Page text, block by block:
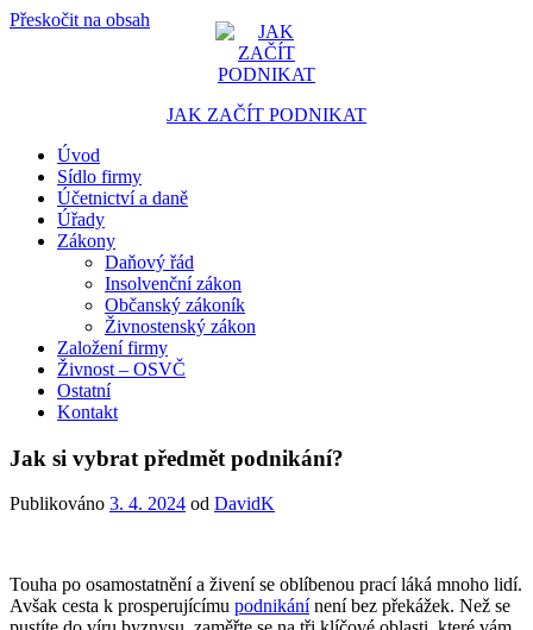
Přeskočit na obsah
JAK ZAČÍT PODNIKAT
Portál pro podnikatele
Úvod
Sídlo firmy
Účetnictví a daně
Úřady
Zákony
Daňový řád
Insolvenční zákon
Občanský zákoník
Živnostenský zákon
Založení firmy
Živnost – OSVČ
Ostatní
Kontakt
Jak si vybrat předmět podnikání?
Publikováno 3. 4. 2024 od DavidK
Touha po osamostatnění a živení se oblíbenou prací láká mnoho lidí.
Avšak cesta k prosperujícímu podnikánínení bez překážek. Než se